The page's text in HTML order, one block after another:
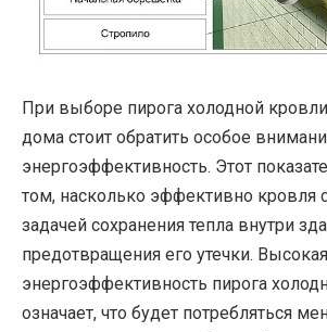
При выборе пирога холодной
дома стоит обратить особое
энергоэффективность. Этот
том, насколько эффективно кровля
задачей сохранения тепла внутри
предотвращения его утечки. Высокая
энергоэффективность пирога
означает, что будет потребляться